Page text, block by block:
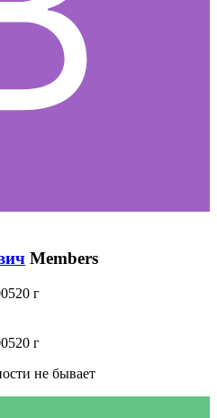
Members
20 г
20 г
не бывает